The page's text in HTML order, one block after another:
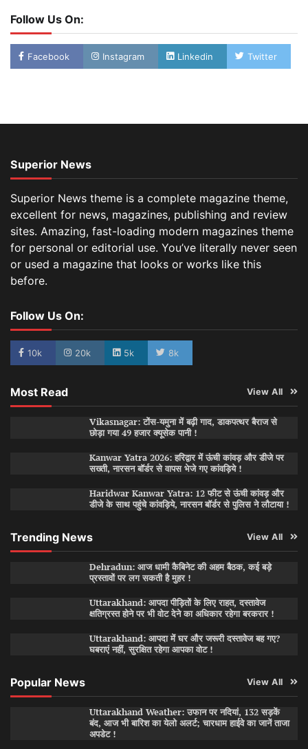
Follow Us On:
Facebook Instagram Linkedin Twitter
Superior News
Superior News theme is a complete magazine theme,
excellent for news, magazines, publishing and review
sites. Amazing, fast-loading modern magazines theme
for personal or editorial use. You’ve literally never seen
or used a magazine that looks or works like this
before.
Follow Us On:
10k 20k 5k 8k
Most Read View All
Vikasnagar: टोंस-यमुना में बढ़ी गाद, डाकपत्थर बैराज से
छोड़ा गया 49 हजार क्यूसेक पानी !
Kanwar Yatra 2026: हरिद्वार में ऊंची कांवड़ और डीजे पर
सख्ती, नारसन बॉर्डर से वापस भेजे गए कांवड़िये !
Haridwar Kanwar Yatra: 12 फीट से ऊंची कांवड़ और
डीजे के साथ पहुंचे कांवड़िये, नारसन बॉर्डर से पुलिस ने लौटाया !
Trending News View All
Dehradun: आज धामी कैबिनेट की अहम बैठक, कई बड़े
प्रस्तावों पर लग सकती है मुहर !
Uttarakhand: आपदा पीड़ितों के लिए राहत, दस्तावेज
क्षतिग्रस्त होने पर भी वोट देने का अधिकार रहेगा बरकरार !
Uttarakhand: आपदा में घर और जरूरी दस्तावेज बह गए?
घबराएं नहीं, सुरक्षित रहेगा आपका वोट !
Popular News View All
Uttarakhand Weather: उफान पर नदियां, 132 सड़कें
बंद, आज भी बारिश का येलो अलर्ट; चारधाम हाईवे का जानें ताजा
अपडेट !